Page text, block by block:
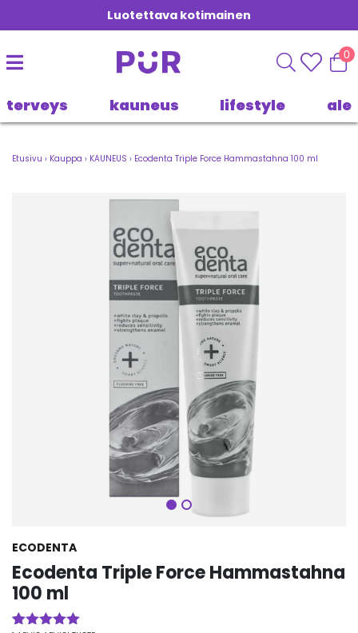
Luotettava kotimainen
0
terveys kauneus lifestyle ale
Etusivu › Kauppa › KAUNEUS › Ecodenta Triple Force Hammastahna 100 ml
Seuraava
ECODENTA
Ecodenta Triple Force Hammastahna
100 ml